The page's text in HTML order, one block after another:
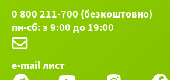
0 800 211-700 (безкоштовно)
пн-сб: з 9:00 до 19:00
e-mail лист